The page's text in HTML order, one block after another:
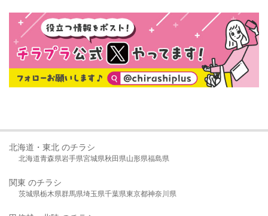
北海道・東北 のチラシ
北海道青森県岩手県宮城県秋田県山形県福島県
関東 のチラシ
茨城県栃木県群馬県埼玉県千葉県東京都神奈川県